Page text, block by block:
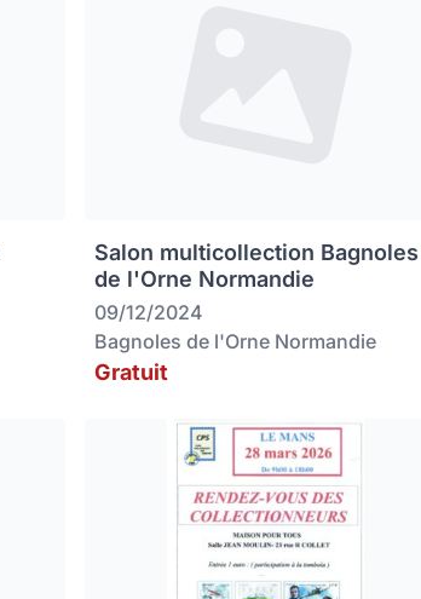
Salon multicollection Bagnoles
de l'Orne Normandie
09/12/2024
Bagnoles de l'Orne Normandie
Gratuit